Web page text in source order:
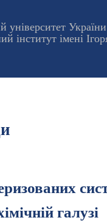
університет України
інститут імені
галузі